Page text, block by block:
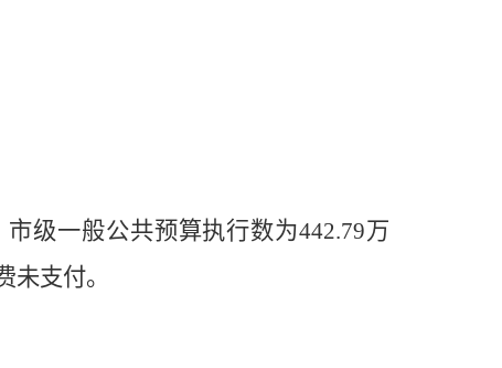
市级一般公共预算执行数为442.79万
支付。